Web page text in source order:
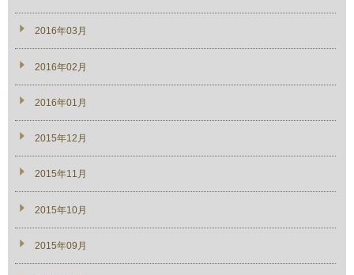
2016年03月
2016年02月
2016年01月
2015年12月
2015年11月
2015年10月
2015年09月